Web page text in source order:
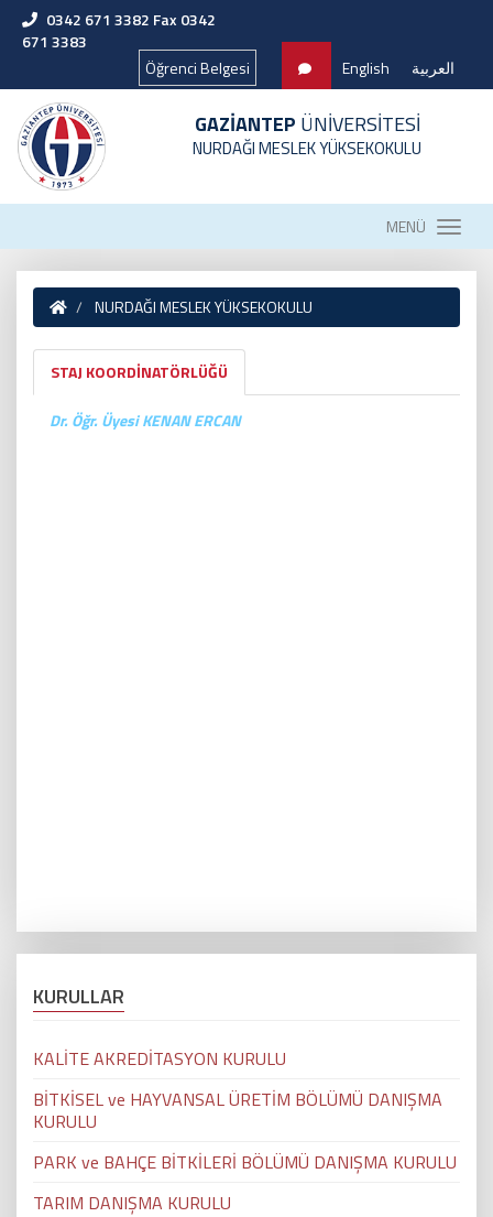
0342 671 3382 Fax 0342
671 3383
Öğrenci Belgesi
English العربية
GAZİANTEP ÜNİVERSİTESİ
NURDAĞI MESLEK YÜKSEKOKULU
MENÜ
NURDAĞI MESLEK YÜKSEKOKULU
STAJ KOORDİNATÖRLÜĞÜ
Dr. Öğr. Üyesi KENAN ERCAN
KURULLAR
KALİTE AKREDİTASYON KURULU
BİTKİSEL ve HAYVANSAL ÜRETİM BÖLÜMÜ DANIŞMA
KURULU
PARK ve BAHÇE BİTKİLERİ BÖLÜMÜ DANIŞMA KURULU
TARIM DANIŞMA KURULU